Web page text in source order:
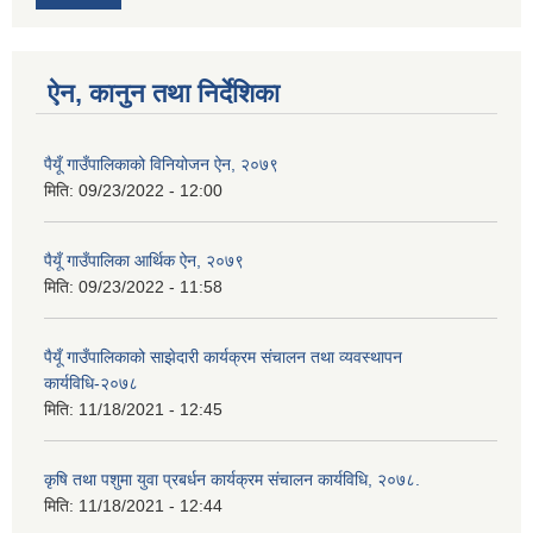
ऐन, कानुन तथा निर्देशिका
पैयूँ गाउँपालिकाको विनियोजन ऐन, २०७९
मिति: 09/23/2022 - 12:00
पैयूँ गाउँपालिका आर्थिक ऐन, २०७९
मिति: 09/23/2022 - 11:58
पैयूँ गाउँपालिकाको साझेदारी कार्यक्रम संचालन तथा व्यवस्थापन
कार्यविधि-२०७८
मिति: 11/18/2021 - 12:45
कृषि तथा पशुमा युवा प्रबर्धन कार्यक्रम संचालन कार्यविधि, २०७८.
मिति: 11/18/2021 - 12:44